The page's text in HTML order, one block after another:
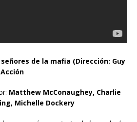
de la mafia (Dirección: Guy
Matthew McConaughey, Charlie
Michelle Dockery